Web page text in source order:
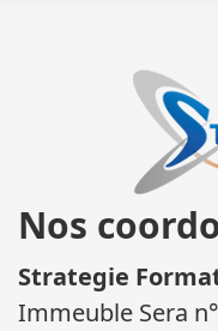
Nos
Strategie
Immeuble Sera